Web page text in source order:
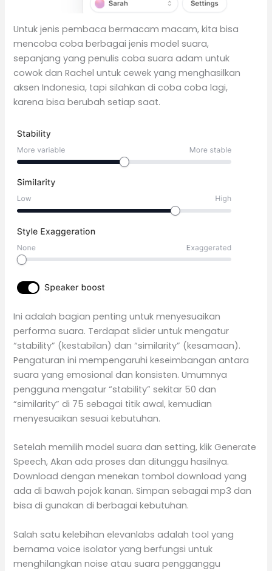
Untuk jenis pembaca bermacam macam, kita bisa
mencoba coba berbagai jenis model suara,
sepanjang yang penulis coba suara adam untuk
cowok dan Rachel untuk cewek yang menghasilkan
aksen Indonesia, tapi silahkan di coba coba lagi,
karena bisa berubah setiap saat.
Ini adalah bagian penting untuk menyesuaikan
performa suara. Terdapat slider untuk mengatur
“stability” (kestabilan) dan “similarity” (kesamaan).
Pengaturan ini mempengaruhi keseimbangan antara
suara yang emosional dan konsisten. Umumnya
pengguna mengatur “stability” sekitar 50 dan
“similarity” di 75 sebagai titik awal, kemudian
menyesuaikan sesuai kebutuhan.
Setelah memilih model suara dan setting, klik Generate
Speech, Akan ada proses dan ditunggu hasilnya.
Download dengan menekan tombol download yang
ada di bawah pojok kanan. Simpan sebagai mp3 dan
bisa di gunakan di berbagai kebutuhan.
Salah satu kelebihan elevanlabs adalah tool yang
bernama voice isolator yang berfungsi untuk
menghilangkan noise atau suara pengganggu